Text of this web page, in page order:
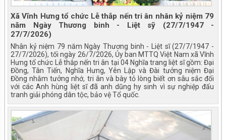
Xã Vĩnh Hưng tổ chức Lễ thắp nến tri ân nhân kỷ niệm 79
năm Ngày Thương binh - Liệt sỹ (27/7/1947 -
27/7/2026)
Nhân kỷ niệm 79 năm Ngày Thương binh - Liệt sĩ (27/7/1947 -
27/7/2026), tối ngày 26/7/2026, Ủy ban MTTQ Việt Nam xã Vĩnh
Hưng tổ chức Lễ thắp nến tri ân tại 04 Nghĩa trang liệt sĩ gồm: Đại
Đồng, Tân Tiến, Nghĩa Hưng, Yên Lập và Đài tưởng niệm Đại
Đồng nhằm tưởng nhớ, tri ân và bày tỏ lòng biết ơn sâu sắc đối
với các Anh hùng liệt sĩ đã anh dũng hy sinh vì sự nghiệp đấu
tranh giải phóng dân tộc, bảo vệ Tổ quốc.